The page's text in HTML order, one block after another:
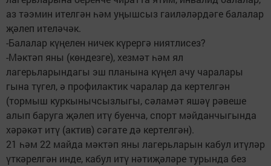
аз тәэмин ителгән һәм уңышсыз гаиләләрдәге балалар
җәлеп ителәчәк.
-Балалар күңелен ничек күрергә ниятлисез?
-Мәктәп яны (көндезге), хезмәт һәм ял
лагерьларындагы эш планына күңел ачу чаралары
гына түгел, ә профилактик чаралар да кертелгән
(тормыш куркынычсызлыгы, сәламәт яшәү рәвеше
алып баруга җәлеп итү буенча, спорт мәйданчыгында
хәрәкәт итү (актив) сәгате дә кертелгән).
21 һәм 22 майда мәктәп яны лагерьларын кабул итүләр
үткәрелгән инде, кабул итү нәтиҗәләре турында без